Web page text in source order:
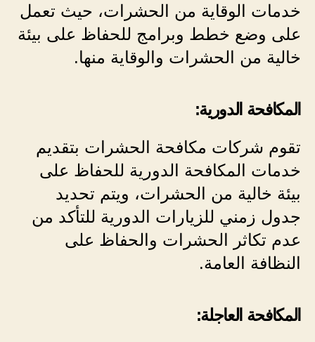
خدمات الوقاية من الحشرات، حيث تعمل
على وضع خطط وبرامج للحفاظ على بيئة
خالية من الحشرات والوقاية منها.
المكافحة الدورية:
تقوم شركات مكافحة الحشرات بتقديم
خدمات المكافحة الدورية للحفاظ على
بيئة خالية من الحشرات، ويتم تحديد
جدول زمني للزيارات الدورية للتأكد من
عدم تكاثر الحشرات والحفاظ على
النظافة العامة.
المكافحة العاجلة: